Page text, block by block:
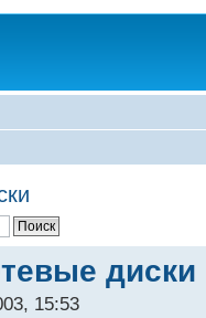
диски
15:53